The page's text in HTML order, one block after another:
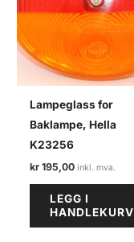
Lampeglass for
Baklampe, Hella
K23256
kr 195,00
LEGG I
HANDLEKURV